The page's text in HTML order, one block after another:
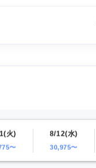
火)
〜
8/12(水)
30,975〜